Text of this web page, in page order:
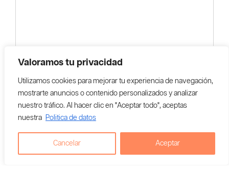
Valoramos tu privacidad
Utilizamos cookies para mejorar tu experiencia de navegación,
mostrarte anuncios o contenido personalizados y analizar
nuestro tráfico. Al hacer clic en "Aceptar todo", aceptas
nuestra Politica de datos
Cancelar Aceptar